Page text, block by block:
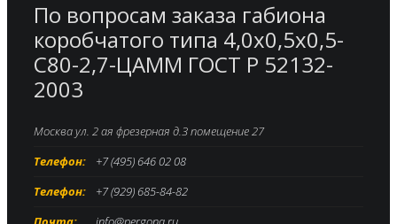
По вопросам заказа габиона
коробчатого типа 4,0х0,5х0,5-
С80-2,7-ЦАММ ГОСТ Р 52132-
2003
Москва ул. 2 ая фрезерная д.3 помещение 27
Телефон:
+7 (495) 646 02 08
Телефон:
+7 (929) 685-84-82